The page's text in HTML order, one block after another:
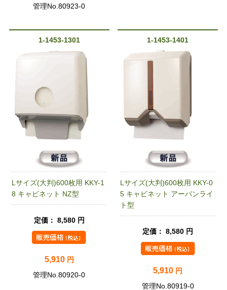
管理No.80923-0
1-1453-1301
Lサイズ(大判)600枚用 KKY-1
8 キャビネット NZ型
定価： 8,580 円
5,910 円
管理No.80920-0
1-1453-1401
Lサイズ(大判)600枚用 KKY-0
5 キャビネット アーバンライ
ト型
定価： 8,580 円
5,910 円
管理No.80919-0